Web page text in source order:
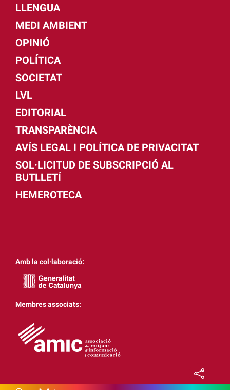
LLENGUA
MEDI AMBIENT
OPINIÓ
POLÍTICA
SOCIETAT
LVL
EDITORIAL
TRANSPARÈNCIA
AVÍS LEGAL I POLÍTICA DE PRIVACITAT
SOL·LICITUD DE SUBSCRIPCIÓ AL
BUTLLETÍ
HEMEROTECA
Amb la col·laboració:
Membres associats: